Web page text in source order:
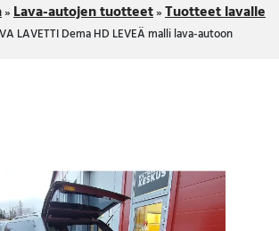
»Lava-autojen tuotteet»Tuotteet lavalle
LAVETTI Dema HD LEVEÄ malli lava-autoon